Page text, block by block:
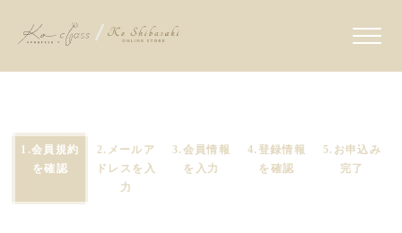
1.会員規約
を確認
2.メールア
ドレスを入
力
3.会員情報
を入力
4.登録情報
を確認
5.お申込み
完了